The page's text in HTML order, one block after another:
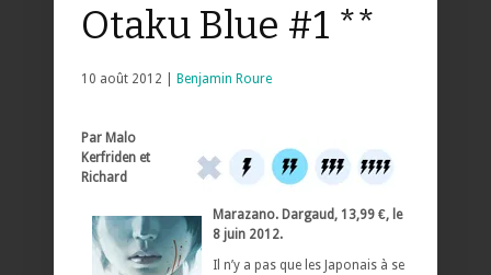
Otaku Blue #1 **
10 août 2012 | Benjamin Roure
Par Malo
Kerfriden et
Richard
Marazano. Dargaud, 13,99 €, le
8 juin 2012.
Il n’y a pas que les Japonais à se